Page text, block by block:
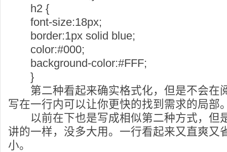
h2 {
font-size:18px;
border:1px solid blue;
color:#000;
background-color:#FFF;
}
第二种看起来确实格式化，但是不会在
写在一行内可以让你更快的找到需求的局部
以前在下也是写成相似第二种方式，但
讲的一样，没多大用。一行看起来又直爽又
小。